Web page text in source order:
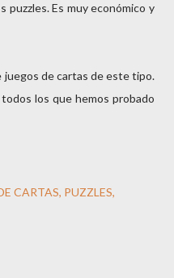
puzzles. Es muy económico y
de cartas de este tipo.
los que hemos probado
CARTAS PUZZLES